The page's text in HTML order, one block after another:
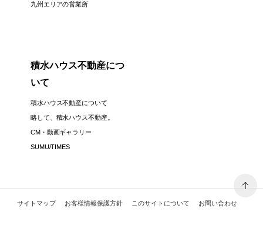
九州エリアの営業所
積水ハウス不動産につ
いて
積水ハウス不動産について
略して、積水ハウス不動産。
CM・動画ギャラリー
SUMU/TIMES
サイトマップ お客様情報保護方針 このサイトについて お問い合わせ